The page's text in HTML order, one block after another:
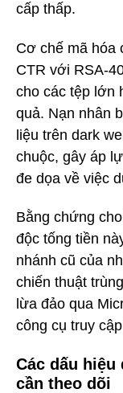
cấp thấp.
Cơ chế mã hóa
CTR với RSA-
cho các tệp lớn
quả. Nạn nhân
liệu trên dark
chuộc, gây áp
đe dọa về việc
Bằng chứng
độc tống tiền
nhánh cũ của
chiến thuật
lừa đảo qua
công cụ truy
Các dấu hiệu
cần theo dõi